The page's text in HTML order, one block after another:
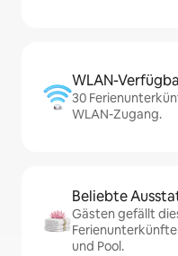
WLAN-
30
WLAN-Zugang.
Beliebte
Gästen gefällt
und Pool.